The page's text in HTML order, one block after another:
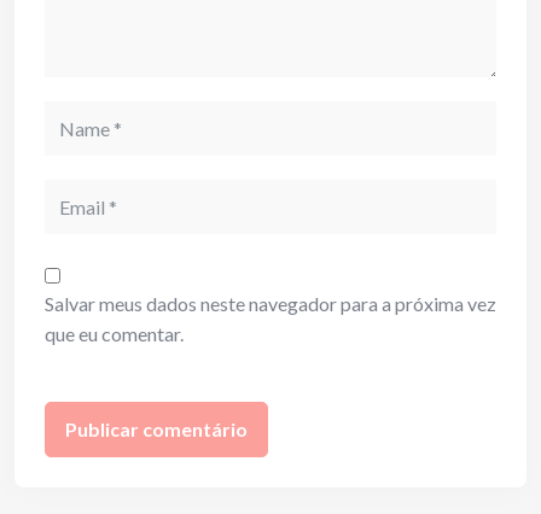
Salvar meus dados neste navegador para a próxima vez
que eu comentar.